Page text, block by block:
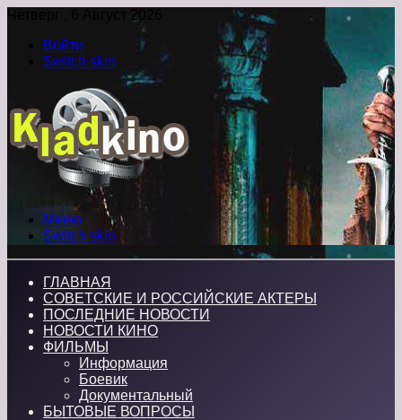
Четверг , 6 Август 2026
Войти
Switch skin
Меню
Switch skin
ГЛАВНАЯ
СОВЕТСКИЕ И РОССИЙСКИЕ АКТЕРЫ
ПОСЛЕДНИЕ НОВОСТИ
НОВОСТИ КИНО
ФИЛЬМЫ
Информация
Боевик
Документальный
БЫТОВЫЕ ВОПРОСЫ